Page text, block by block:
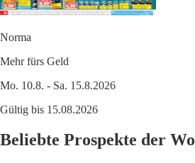
Norma
Mehr fürs Geld
Mo. 10.8. - Sa. 15.8.2026
Gültig bis 15.08.2026
Beliebte Prospekte der